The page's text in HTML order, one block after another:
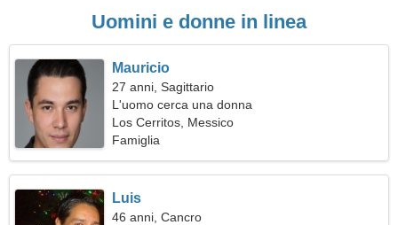
Uomini e donne in linea
Mauricio
27 anni, Sagittario
L'uomo cerca una donna
Los Cerritos, Messico
Famiglia
Luis
46 anni, Cancro